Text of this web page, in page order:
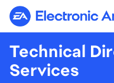
Electronic
Technical
Services